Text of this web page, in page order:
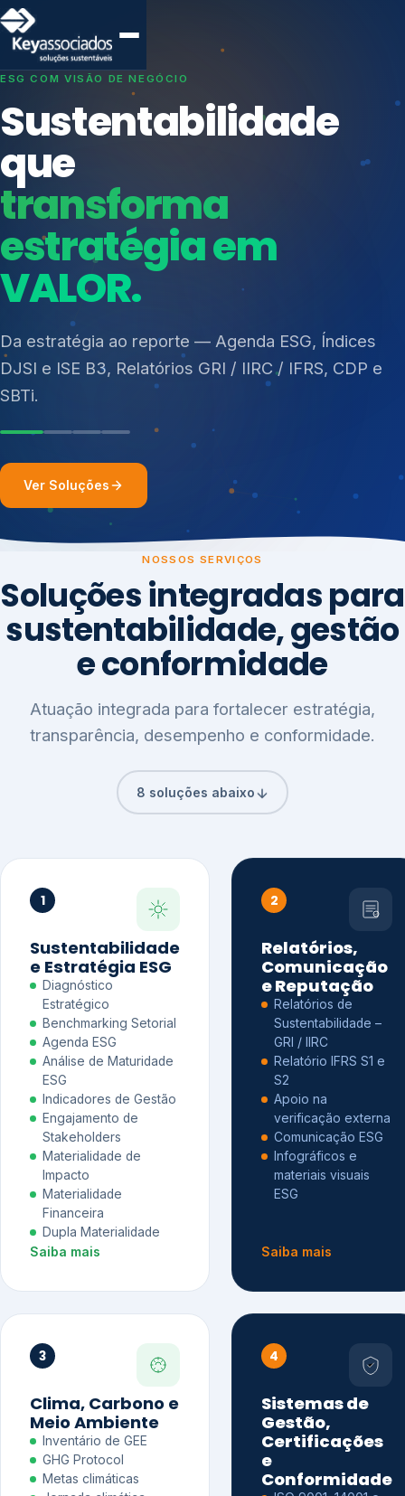
SISTEMAS DE GESTÃO OTIMIZADOS E INTEGRADOS
Conformidade que
protege seu
negócio.
Consultoria, auditoria e treinamentos em ISO 27001,
ISO 27701, ISO 42001, ISO 37001, ISO 9001, ISO
resíduos sólidos (PGRS/PMGRS).
Índices de Mercado
Mudanças Climáticas
Reputação e Cadeia
Reporte Regulatório
Ver Soluções
NOSSOS SERVIÇOS
Soluções integradas para
sustentabilidade, gestão
e conformidade
Atuação integrada para fortalecer estratégia,
transparência, desempenho e conformidade.
8 soluções abaixo
1
Sustentabilidade
e Estratégia ESG
Diagnóstico
Estratégico
Benchmarking Setorial
Agenda ESG
Análise de Maturidade
ESG
Indicadores de Gestão
Engajamento de
Stakeholders
Materialidade de
Impacto
Materialidade
Financeira
Dupla Materialidade
Saiba mais
2
Relatórios,
Comunicação
e Reputação
Relatórios de
Sustentabilidade –
GRI / IIRC
Relatório IFRS S1 e
S2
Apoio na
verificação externa
Comunicação ESG
Infográficos e
materiais visuais
ESG
Saiba mais
3
Clima, Carbono e
Meio Ambiente
Inventário de GEE
GHG Protocol
Metas climáticas
4
Sistemas de
Gestão,
Certificações
e
Conformidade